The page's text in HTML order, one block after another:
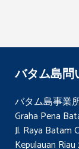
バタム島問
バタム島事業
Graha Pena
Jl. Raya Batam
Kepulauan